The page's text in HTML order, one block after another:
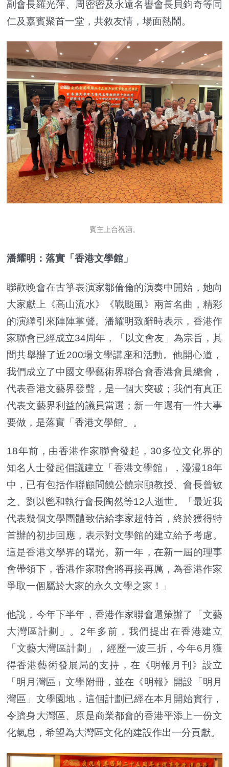
副會長羅光萍、周密密及永遠名譽會長貝鈞奇等同
仁及嘉賓聚首一堂，共敘友情，場面熱鬧。
賓主上台祝酒。
潘耀明：落實「香港文學館」
聯歡晚會在古箏表演家鄒倫倫的演奏中開始，她向
大家獻上《高山流水》《戰颱風》兩首名曲，精彩
的演繹引來陣陣掌聲。潘耀明致辭時表示，香港作
家聯會已經成立34周年，「以文會友」為宗旨，其
間共舉辦了近200場文學講座和活動。他開心道，
我們成立了中國文學藝術界聯合會香港會員總會，
代表香港文藝界發聲，是一個大突破；我們有真正
代表文藝界利益的議員當選；新一年還有一件大事
要做，是落實「香港文學館」。
18年前，由香港作家聯會發起，30多位文化界的
知名人士發起倡議建立「香港文學館」，漫漫18年
中，已有包括作聯顧問饒公饒宗頤教授、會長曾敏
之、劉以鬯和執行會長陶然等12人逝世。「最近我
代表幾個文學團體致信給李家超特首，終於獲得特
首辦的初步回應，表示對文學館的建立給予考慮。
這是香港文學界的曙光。新一年，在新一屆的理事
會帶領下，香港作家聯會將再接再厲，為香港作家
爭取一個屬於大家的永久文學之家！」
他說，今年下半年，香港作家聯會還策辦了「文藝
大灣區計劃」。2年多前，我們提出在香港建立
「文藝大灣區計劃」，經歷一波三折，今年6月獲
得香港藝術發展局的支持，在《明報月刊》設立
「明月灣區」文學附冊，並在《明報》開設「明月
灣區」文學園地，這個計劃已經在本月開始實行，
令躋身大灣區、原是商業都會的香港平添上一份文
化氣息，希望為大灣區文化的建設作出一分貢獻。